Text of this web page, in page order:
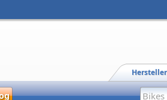
Hersteller